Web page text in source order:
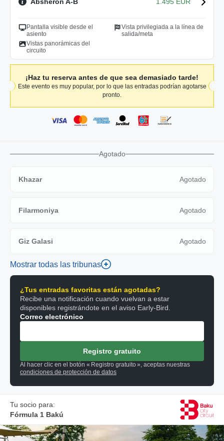
Pantalla visible desde el
asiento
Vista privilegiada a la línea de
salida/meta
Vistas panorámicas del
circuito
¡Haz tu reserva antes de que sea demasiado tarde!
Este evento es muy popular, por lo que las entradas podrían agotarse
pronto.
Agotado
Khazar Agotado
Filarmoniya Agotado
Giz Galasi Agotado
Mostrar todas las tribunas
¿Tus entradas favoritas están agotadas?
Recibe una notificación cuando vuelvan a estar
disponibles registrándote en el aviso Early-Bird.
Correo electrónico
Registro gratuito
Al hacer clic en el botón « Registro gratuito », aceptas nuestras
condiciones de protección de datos
Tu socio para:
Fórmula 1 Bakú